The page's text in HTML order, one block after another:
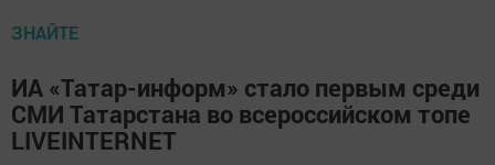
ЗНАЙТЕ
ИА «Татар-информ» стало первым среди
СМИ Татарстана во всероссийском топе
LIVEINTERNET